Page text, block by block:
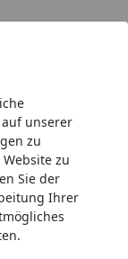
unserer
zu
zu
Sie der
Ihrer
Hotline
& Pool-